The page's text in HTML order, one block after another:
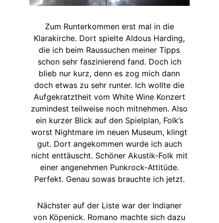
Zum Runterkommen erst mal in die
Klarakirche. Dort spielte Aldous Harding,
die ich beim Raussuchen meiner Tipps
schon sehr faszinierend fand. Doch ich
blieb nur kurz, denn es zog mich dann
doch etwas zu sehr runter. Ich wollte die
Aufgekratztheit vom White Wine Konzert
zumindest teilweise noch mitnehmen. Also
ein kurzer Blick auf den Spielplan, Folk’s
worst Nightmare im neuen Museum, klingt
gut. Dort angekommen wurde ich auch
nicht enttäuscht. Schöner Akustik-Folk mit
einer angenehmen Punkrock-Attitüde.
Perfekt. Genau sowas brauchte ich jetzt.
Nächster auf der Liste war der Indianer
von Köpenick. Romano machte sich dazu